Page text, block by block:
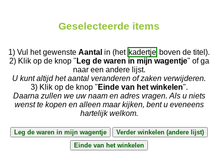
Geselecteerde items
1) Vul het gewenste Aantal in (het kadertje boven de titel).
2) Klik op de knop " Leg de waren in mijn wagentje" of ga
naar een andere lijst.
U kunt altijd het aantal veranderen of zaken verwijderen.
3) Klik op de knop " Einde van het winkelen".
Daarna zullen we uw naam en adres vragen. Als u niets
wenst te kopen en alleen maar kijken, bent u eveneens
hartelijk welkom.